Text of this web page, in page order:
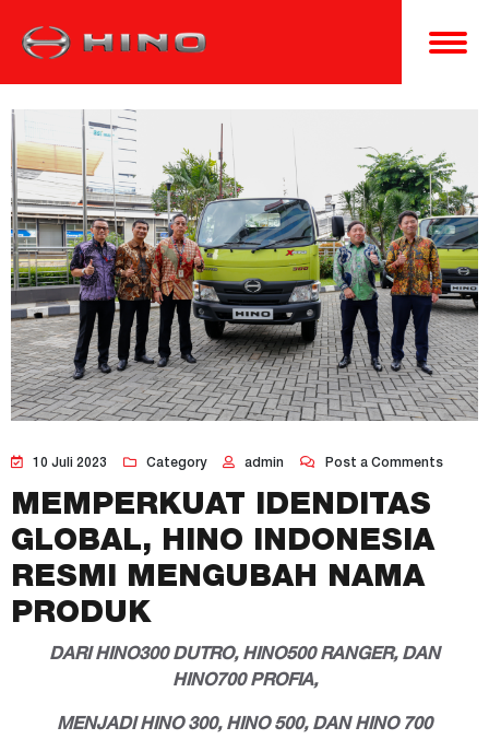
10 Juli 2023 Category admin Post a Comments
MEMPERKUAT IDENDITAS
GLOBAL, HINO INDONESIA
RESMI MENGUBAH NAMA
PRODUK
DARI HINO300 DUTRO, HINO500 RANGER, DAN
HINO700 PROFIA,
MENJADI HINO 300, HINO 500, DAN HINO 700